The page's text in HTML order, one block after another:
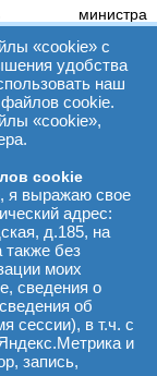
министра
Свердловской
Липатов, а
областного
и
и Русфонда
клиническую
Они оценили
нового
приобретенного
для отделений
и
реанимации для
областной, где
получают
помощь порядка
нуждающихся в
«cookie» с
удобства
наш
файлов cookie.
«cookie»,
cookie
я выражаю свое
адрес:
д.185, на
также без
моих
сведения о
об
сессии), в т.ч. с
и
запись,